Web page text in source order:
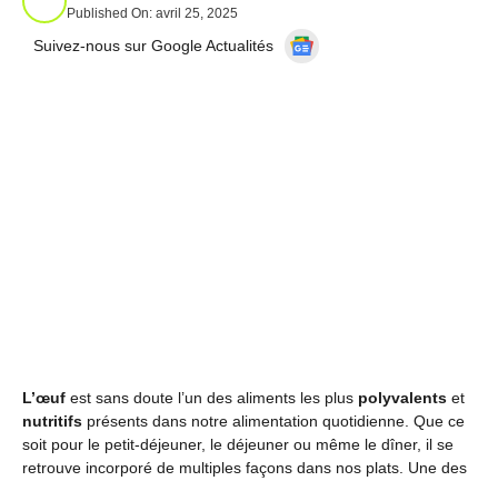
Published On: avril 25, 2025
Suivez-nous sur Google Actualités
L’œuf est sans doute l’un des aliments les plus polyvalents et
nutritifs présents dans notre alimentation quotidienne. Que ce
soit pour le petit-déjeuner, le déjeuner ou même le dîner, il se
retrouve incorporé de multiples façons dans nos plats. Une des